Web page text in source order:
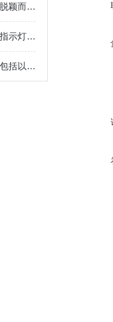
为何氨氮总磷总氮分析仪能脱颖而出？其优势藏着关键答案
成都超声波液位计出现故障指示灯常亮的情况主要有以下两种
成都水质采样器的结构通常包括以下几个主要组成部分